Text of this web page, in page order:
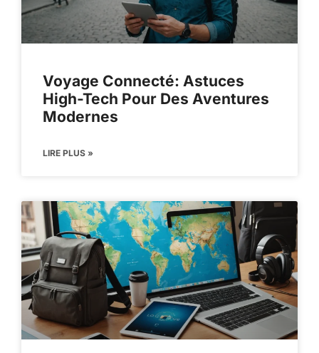
Voyage Connecté: Astuces
High-Tech Pour Des Aventures
Modernes
LIRE PLUS »